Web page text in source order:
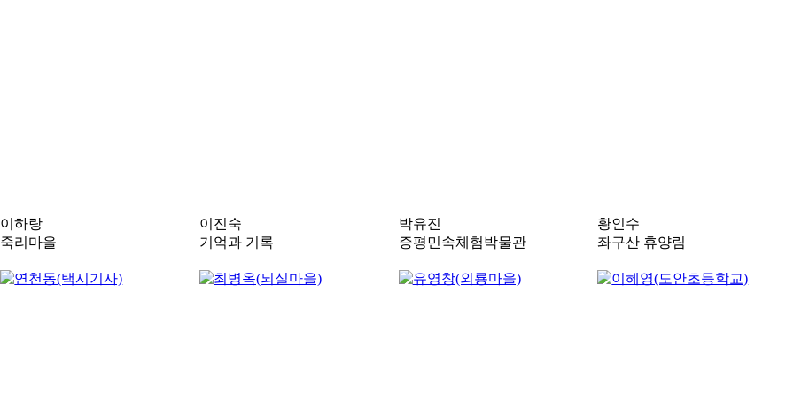
이하랑
죽리마을
이진숙
기억과 기록
박유진
증평민속체험박물관
황인수
좌구산 휴양림